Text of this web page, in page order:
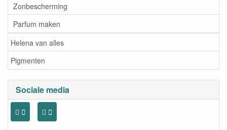
Zonbescherming
Parfum maken
Helena van alles
Pigmenten
Sociale media